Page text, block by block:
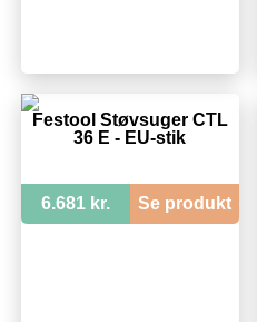
Festool Støvsuger CTL
36 E - EU-stik
6.681 kr. Se produkt